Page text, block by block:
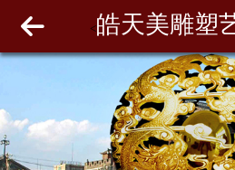
<皓天美雕塑